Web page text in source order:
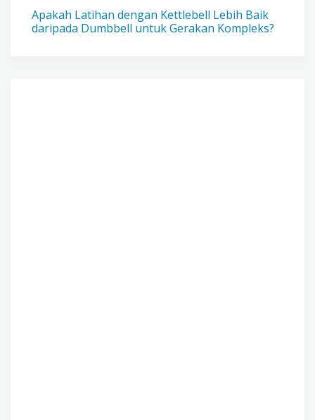
Apakah Latihan dengan Kettlebell Lebih Baik
daripada Dumbbell untuk Gerakan Kompleks?